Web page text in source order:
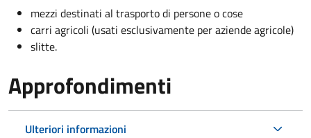
mezzi destinati al trasporto di persone o cose
carri agricoli (usati esclusivamente per aziende agricole)
slitte.
Approfondimenti
Ulteriori informazioni